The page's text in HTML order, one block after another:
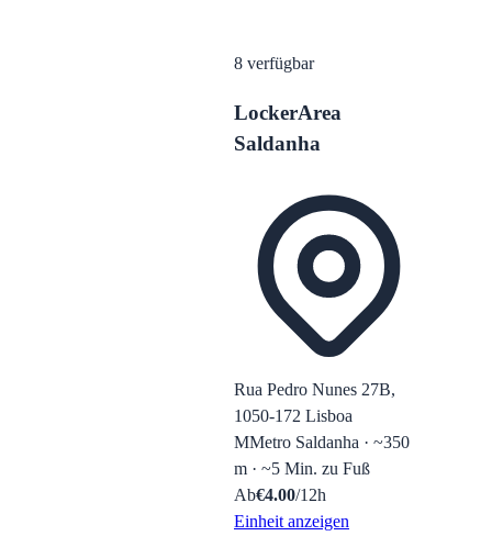
8 verfügbar
LockerArea
Saldanha
Rua Pedro Nunes 27B,
1050-172 Lisboa
MMetro Saldanha · ~350
m · ~5 Min. zu Fuß
Ab€4.00/12h
Einheit anzeigen